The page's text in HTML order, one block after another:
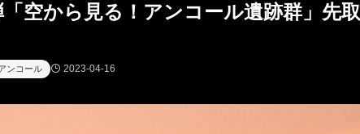
空から見る！アンコール遺跡群」先取
ンコール 2023-04-16